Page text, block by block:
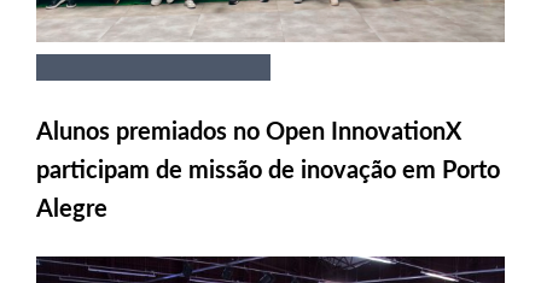
Alunos premiados no Open InnovationX
participam de missão de inovação em Porto
Alegre